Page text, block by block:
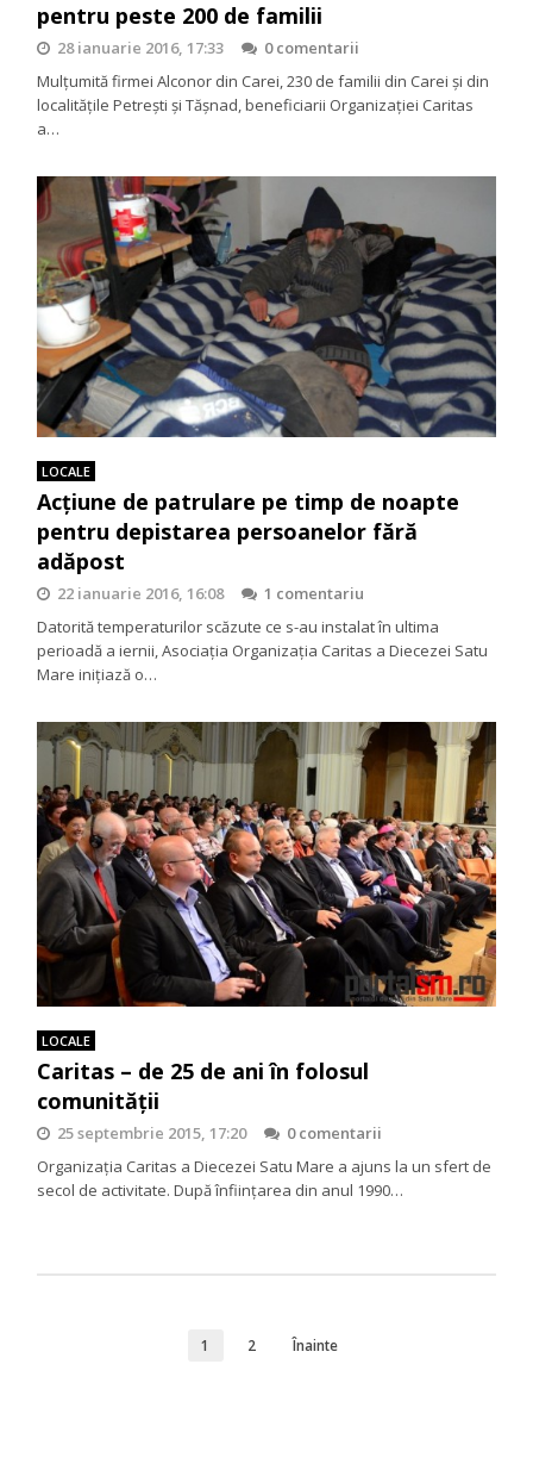
pentru peste 200 de familii
28 ianuarie 2016, 17:33
0 comentarii
Mulţumită firmei Alconor din Carei, 230 de familii din Carei şi din
localităţile Petreşti şi Tăşnad, beneficiarii Organizaţiei Caritas
a…
LOCALE
Acţiune de patrulare pe timp de noapte
pentru depistarea persoanelor fără
adăpost
22 ianuarie 2016, 16:08
1 comentariu
Datorită temperaturilor scăzute ce s-au instalat în ultima
perioadă a iernii, Asociaţia Organizaţia Caritas a Diecezei Satu
Mare iniţiază o…
LOCALE
Caritas – de 25 de ani în folosul
comunităţii
25 septembrie 2015, 17:20
0 comentarii
Organizația Caritas a Diecezei Satu Mare a ajuns la un sfert de
secol de activitate. După înființarea din anul 1990…
1 2 Înainte